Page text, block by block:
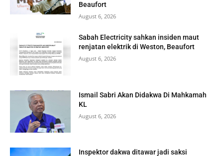
Beaufort
August 6, 2026
Sabah Electricity sahkan insiden maut
renjatan elektrik di Weston, Beaufort
August 6, 2026
Ismail Sabri Akan Didakwa Di Mahkamah
KL
August 6, 2026
Inspektor dakwa ditawar jadi saksi